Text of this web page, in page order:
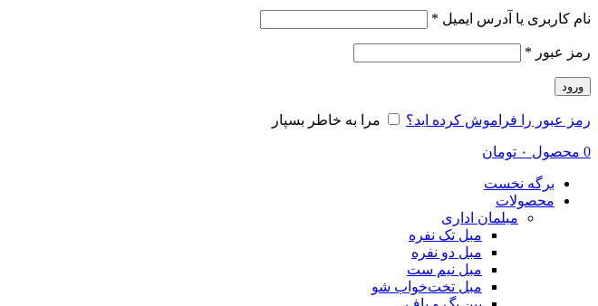
نام کاربری یا آدرس ایمیل *
رمز عبور *
ورود
رمز عبور را فراموش کرده اید؟ مرا به خاطر بسپار
0 محصول ۰ تومان
برگه نخست
محصولات
مبلمان اداری
مبل تک نفره
مبل دو نفره
مبل نیم ست
مبل تخت‌خواب شو